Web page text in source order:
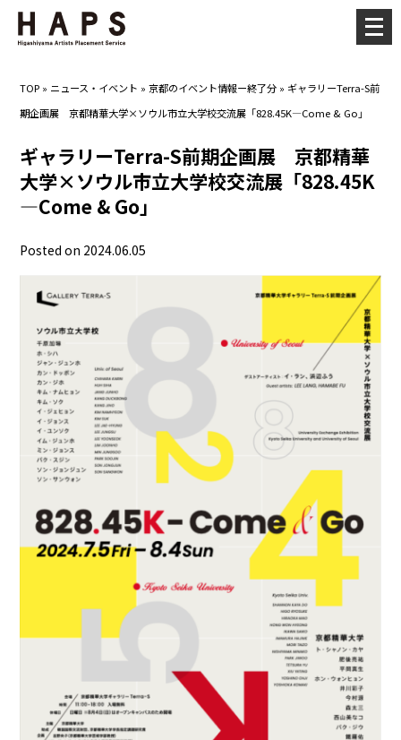
TOP » ニュース・イベント »京都のイベント情報ー終了分 » ギャラリーTerra-S前
期企画展 京都精華大学×ソウル市立大学校交流展「828.45K—Come & Go」
ギャラリーTerra-S前期企画展 京都精華
大学×ソウル市立大学校交流展「828.45K
—Come & Go」
Posted on 2024.06.05
メ
ニ
ー
を
開
く